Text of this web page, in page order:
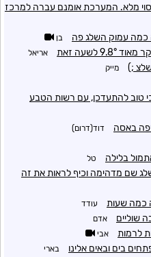
מלא. המערכת אומנם עברה למרכז
כמה עמוק השלג פה בן
לשעה זאת אריאל
;) מייק
טוב להתעדכן, עם רשות הטבע
באסה דוד(דרום)
בלילה טל
שם מדהימה וכיף לראות את זה
כמה שעות עודד
שוליים אדם
לרמות אבי
בים ובאים אלינו בארי